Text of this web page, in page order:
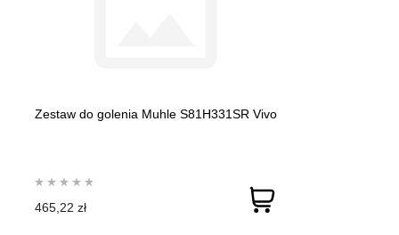
Zestaw do golenia Muhle S81H331SR Vivo
465,22 zł